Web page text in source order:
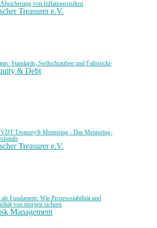
von Inflationsrisiken
Treasurer e.V.
Standards, Stellschrauben und Fallstricke
& Debt
VDT Treasury® Mentoring - Das Mentoring-
Treasurer e.V.
Fundament: Wie Prozessstabilität und
von morgen sichern
Management